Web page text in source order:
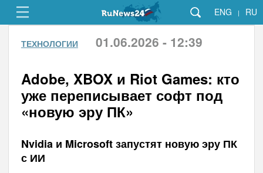
ENG | RU
ТЕХНОЛОГИИ 01.06.2026 - 12:39
Adobe, XBOX и Riot Games: кто
уже переписывает софт под
«новую эру ПК»
Nvidia и Microsoft запустят новую эру ПК
с ИИ